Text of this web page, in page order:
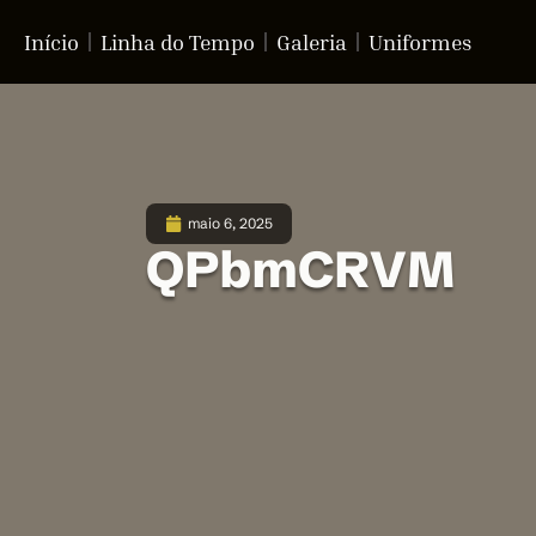
Início Linha do Tempo Galeria Uniformes
maio 6, 2025
QPbmCRVM